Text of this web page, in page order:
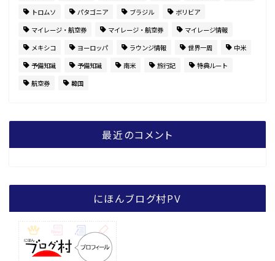
トロムソ パタゴニア ブラジル ボリビア
マイレージ・航空券 マイレージ・航空券 マイレージ情報
メキシコ ヨーロッパ ラウンジ情報 世界一周 中米
予備知識 予備知識 南米 旅行記 特典ルート
航空券 韓国
最近のコメント
にほんブログ村PV